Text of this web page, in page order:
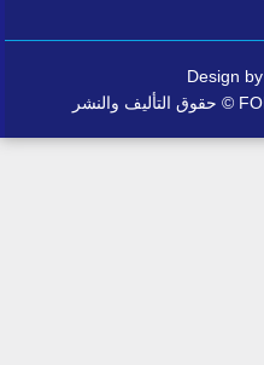
Design by